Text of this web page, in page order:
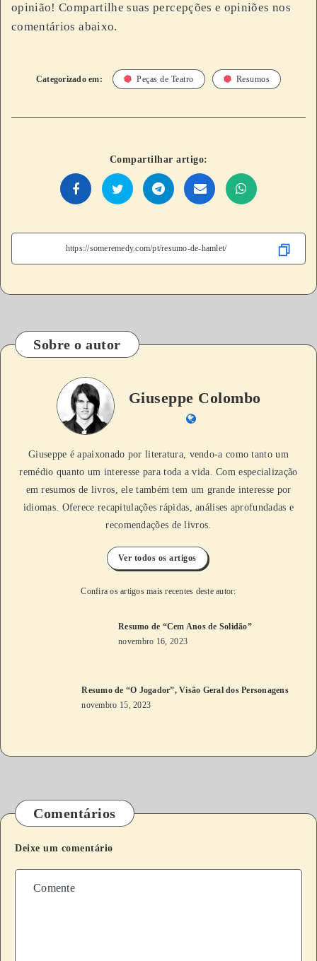
opinião! Compartilhe suas percepções e opiniões nos
comentários abaixo.
Categorizado em: Peças de Teatro Resumos
Compartilhar artigo:
Sobre o autor
Giuseppe Colombo
Giuseppe é apaixonado por literatura, vendo-a como tanto um
remédio quanto um interesse para toda a vida. Com especialização
em resumos de livros, ele também tem um grande interesse por
idiomas. Oferece recapitulações rápidas, análises aprofundadas e
recomendações de livros.
Ver todos os artigos
Confira os artigos mais recentes deste autor:
Resumo de “Cem Anos de Solidão”
novembro 16, 2023
Resumo de “O Jogador”, Visão Geral dos Personagens
novembro 15, 2023
Comentários
Deixe um comentário